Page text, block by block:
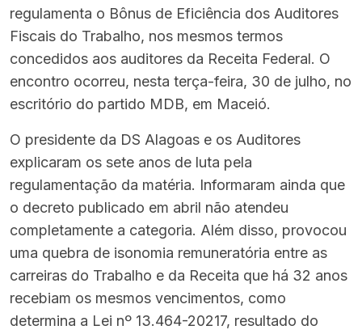
regulamenta o Bônus de Eficiência dos Auditores
Fiscais do Trabalho, nos mesmos termos
concedidos aos auditores da Receita Federal. O
encontro ocorreu, nesta terça-feira, 30 de julho, no
escritório do partido MDB, em Maceió.
O presidente da DS Alagoas e os Auditores
explicaram os sete anos de luta pela
regulamentação da matéria. Informaram ainda que
o decreto publicado em abril não atendeu
completamente a categoria. Além disso, provocou
uma quebra de isonomia remuneratória entre as
carreiras do Trabalho e da Receita que há 32 anos
recebiam os mesmos vencimentos, como
determina a Lei nº 13.464-20217, resultado do